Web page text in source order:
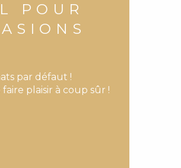
POUR
par défaut !
plaisir à coup sûr !